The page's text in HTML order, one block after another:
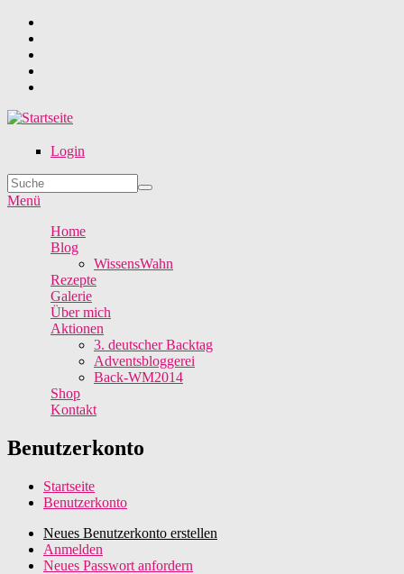
Direkt zum Inhalt
Login
Suchformular
Menü
Home
Blog
WissensWahn
Rezepte
Galerie
Über mich
Aktionen
3. deutscher Backtag
Adventsbloggerei
Back-WM2014
Shop
Kontakt
Benutzerkonto
Startseite
Benutzerkonto
Haupt-Reiter
Neues Benutzerkonto erstellen
Anmelden
Neues Passwort anfordern